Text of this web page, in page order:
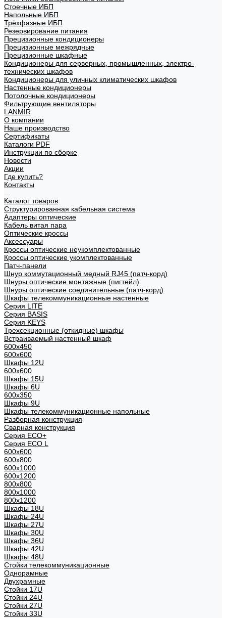
Стоечные ИБП
Напольные ИБП
Трёхфазные ИБП
Резервирование питания
Прецизионные кондиционеры
Прецизионные межрядные
Прецизионные шкафные
Кондиционеры для серверных, промышленных, электро-
технических шкафов
Кондиционеры для уличных климатических шкафов
Настенные кондиционеры
Потолочные кондиционеры
Фильтрующие вентиляторы
LANMIR
О компании
Наше производство
Сертификаты
Каталоги PDF
Инструкции по сборке
Новости
Акции
Где купить?
Контакты
Каталог товаров
Структурированная кабельная система
Адаптеры оптические
Кабель витая пара
Оптические кроссы
Аксессуары
Кроссы оптические неукомплектованные
Кроссы оптические укомплектованные
Патч-панели
Шнур коммутационный медный RJ45 (патч-корд)
Шнуры оптические монтажные (пигтейл)
Шнуры оптические соединительные (патч-корд)
Шкафы телекоммуникационные настенные
Cерия LITE
Cерия BASIS
Cерия KEYS
Трехсекционные (откидные) шкафы
Встраиваемый настенный шкаф
600x450
600x600
Шкафы 12U
600x600
Шкафы 15U
Шкафы 6U
600x350
Шкафы 9U
Шкафы телекоммуникационные напольные
Разборная конструкция
Сварная конструкция
Серия ECO+
Серия ECO L
600x600
600x800
600х1000
600х1200
800x800
800х1000
800х1200
Шкафы 18U
Шкафы 24U
Шкафы 27U
Шкафы 30U
Шкафы 36U
Шкафы 42U
Шкафы 48U
Стойки телекоммуникационные
Однорамные
Двухрамные
Стойки 17U
Стойки 24U
Стойки 27U
Стойки 33U